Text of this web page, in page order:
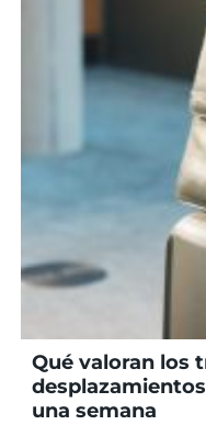
Qué valoran los
una semana